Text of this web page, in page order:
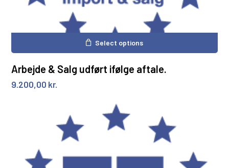
Select options
Arbejde & Salg udført ifølge aftale.
9.200,00 kr.